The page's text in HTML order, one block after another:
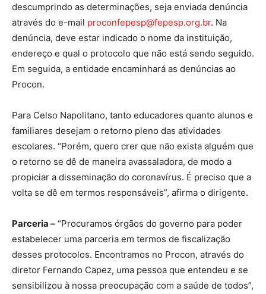
descumprindo as determinações, seja enviada denúncia
através do e-mail proconfepesp@fepesp.org.br. Na
denúncia, deve estar indicado o nome da instituição,
endereço e qual o protocolo que não está sendo seguido.
Em seguida, a entidade encaminhará as denúncias ao
Procon.
Para Celso Napolitano, tanto educadores quanto alunos e
familiares desejam o retorno pleno das atividades
escolares. “Porém, quero crer que não exista alguém que
o retorno se dê de maneira avassaladora, de modo a
propiciar a disseminação do coronavírus. É preciso que a
volta se dê em termos responsáveis”, afirma o dirigente.
Parceria – “Procuramos órgãos do governo para poder
estabelecer uma parceria em termos de fiscalização
desses protocolos. Encontramos no Procon, através do
diretor Fernando Capez, uma pessoa que entendeu e se
sensibilizou à nossa preocupação com a saúde de todos”,